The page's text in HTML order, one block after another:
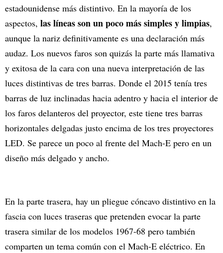
estadounidense más distintivo. En la mayoría de los
aspectos, las líneas son un poco más simples y limpias,
aunque la nariz definitivamente es una declaración más
audaz. Los nuevos faros son quizás la parte más llamativa
y exitosa de la cara con una nueva interpretación de las
luces distintivas de tres barras. Donde el 2015 tenía tres
barras de luz inclinadas hacia adentro y hacia el interior de
los faros delanteros del proyector, este tiene tres barras
horizontales delgadas justo encima de los tres proyectores
LED. Se parece un poco al frente del Mach-E pero en un
diseño más delgado y ancho.
En la parte trasera, hay un pliegue cóncavo distintivo en la
fascia con luces traseras que pretenden evocar la parte
trasera similar de los modelos 1967-68 pero también
comparten un tema común con el Mach-E eléctrico. En